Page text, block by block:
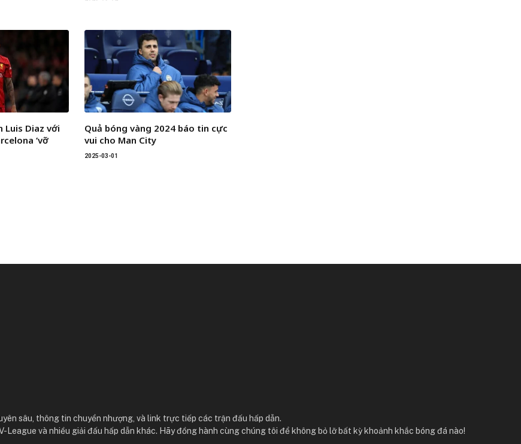
Luis Diaz với
‘vỡ
Quả bóng vàng 2024 báo tin cực
vui cho Man City
2025-03-01
sâu, thông tin chuyển nhượng, và link trực tiếp các trận đấu hấp dẫn.
League và nhiều giải đấu hấp dẫn khác. Hãy đồng hành cùng chúng tôi để không bỏ lỡ bất kỳ khoảnh khắc bóng đá nào!